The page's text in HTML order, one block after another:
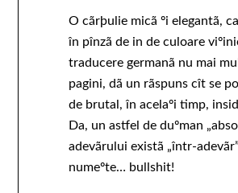
O cãrþulie micã ºi elegantã,
în pînzã de in de culoare
traducere germanã nu mai
pagini, dã un rãspuns cît se
de brutal, în acelaºi timp,
Da, un astfel de duºman
adevãrului existã „într-
numeºte… bullshit!